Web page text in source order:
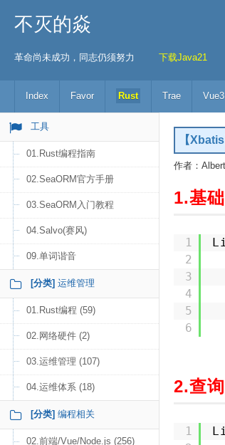
不灭的焱
革命尚未成功，同志仍须努力 下载Java21
Index Favor Rust Trae Vue3
工具
01.Rust编程指南
02.SeaORM官方手册
03.SeaORM入门教程
04.Salvo(赛风)
09.单词谐音
[分类] 运维管理
01.Rust编程 (59)
02.网络硬件 (2)
03.运维管理 (107)
04.运维体系 (18)
[分类] 编程相关
02.前端/Vue/Node.js (256)
【
作者：
1.基
1
2
3
4
5
6
2.查
1